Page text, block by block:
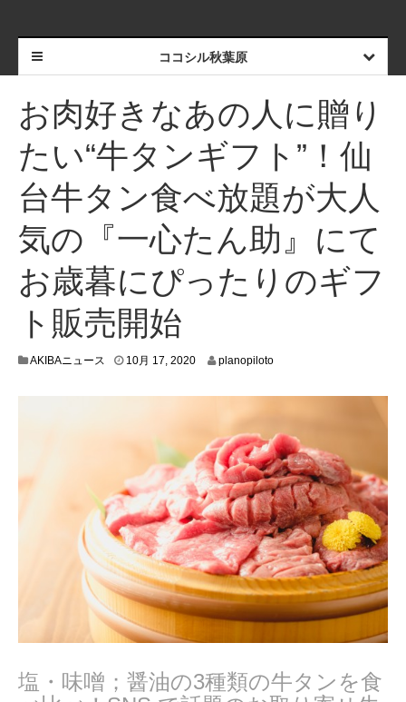
ココシル秋葉原
お肉好きなあの人に贈り
たい“牛タンギフト”！仙
台牛タン食べ放題が大人
気の『一心たん助』にて
お歳暮にぴったりのギフ
ト販売開始
AKIBAニュース 10月 17, 20201
0
2
0
planopiloto
塩・味噌；醤油の3種類の牛タンを食